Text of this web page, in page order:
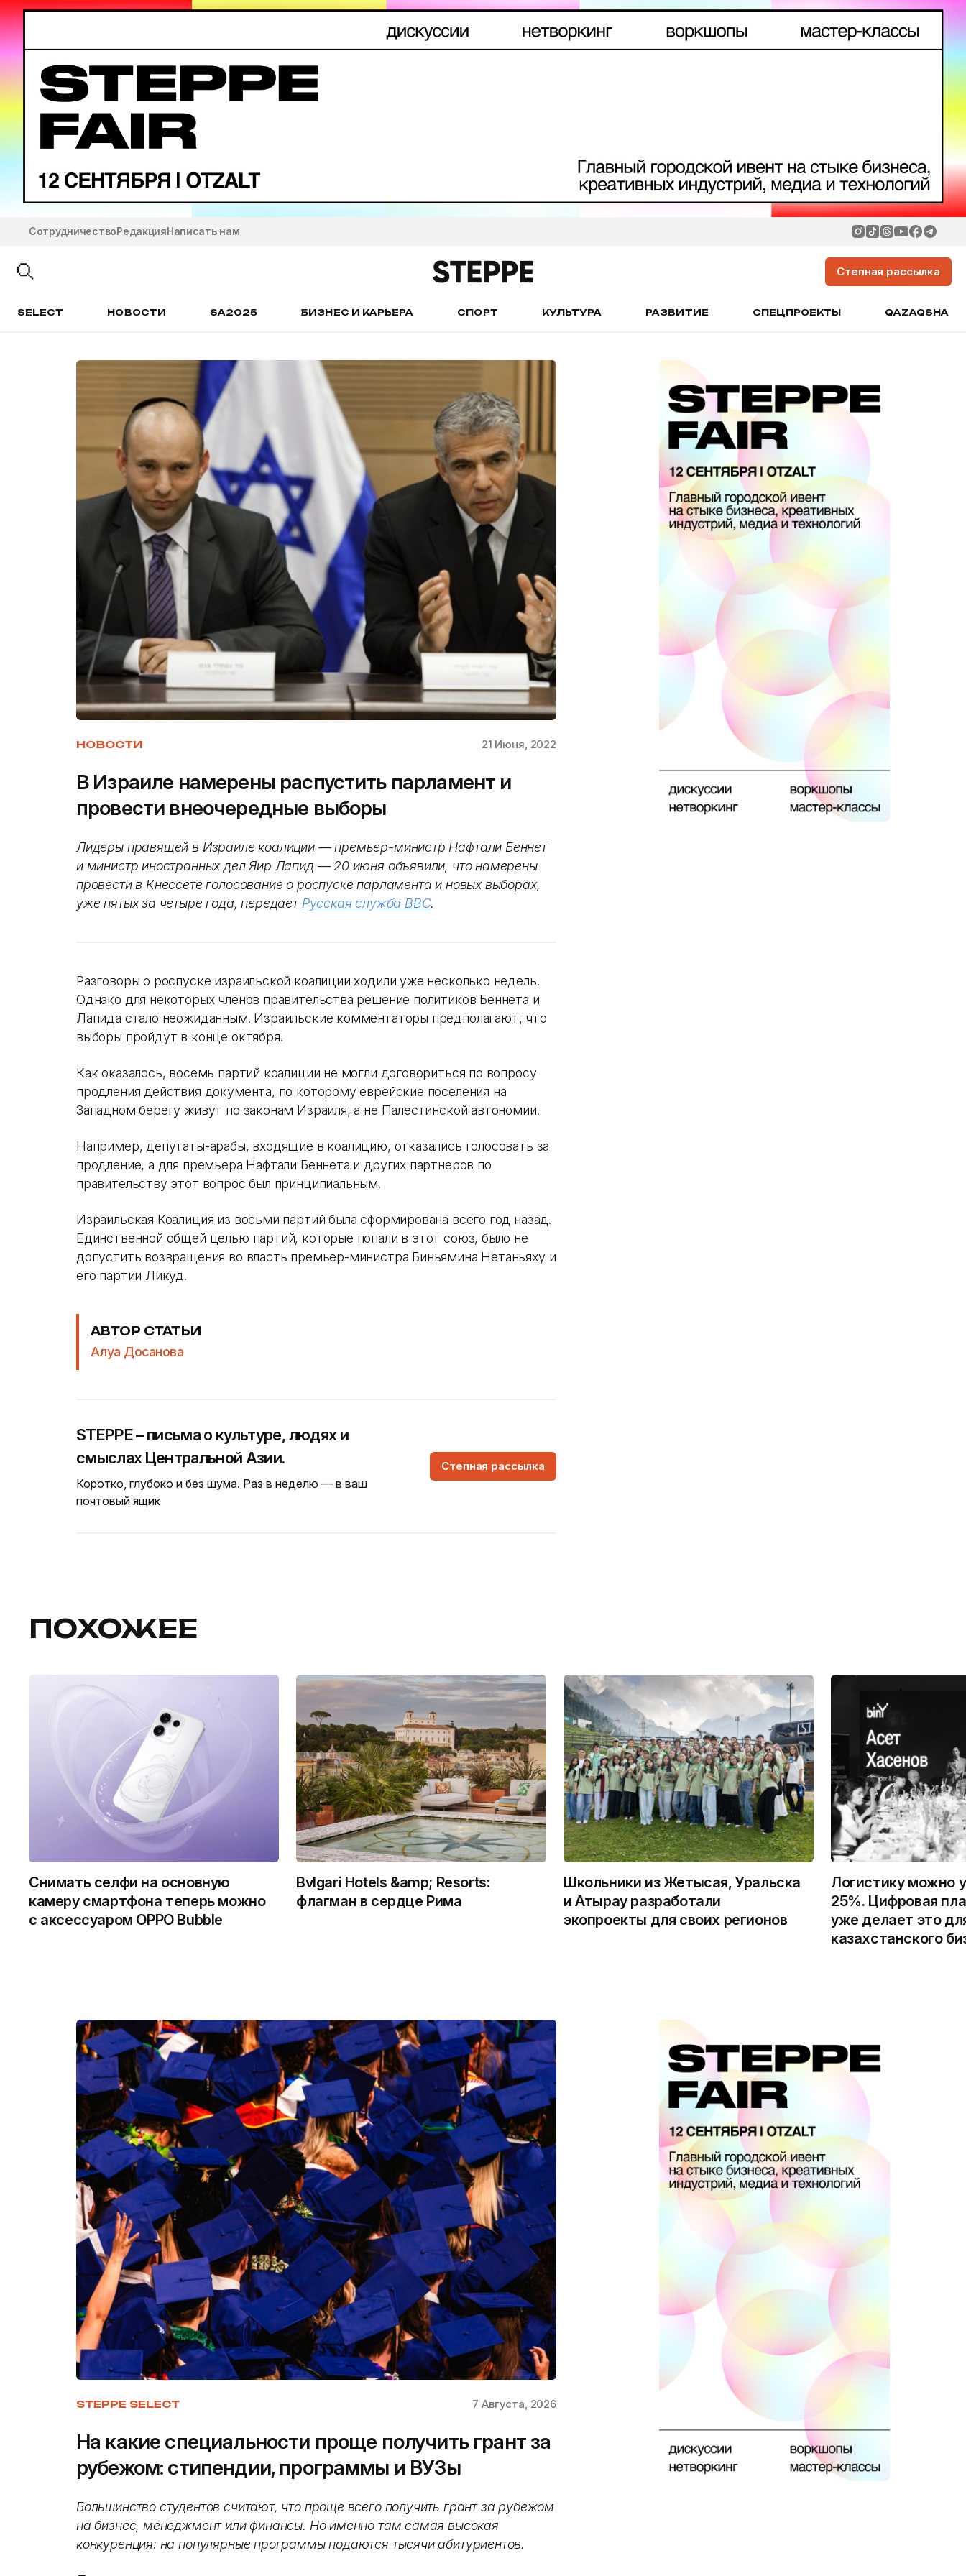
СотрудничествоРедакцияНаписать нам
Степная рассылка
SELECT НОВОСТИ SA2025 БИЗНЕС И КАРЬЕРА СПОРТ КУЛЬТУРА РАЗВИТИЕ СПЕЦПРОЕКТЫ QAZAQSHA
НОВОСТИ 21 Июня, 2022
В Израиле намерены распустить парламент и
провести внеочередные выборы
Лидеры правящей в Израиле коалиции — премьер-министр Нафтали Беннет
и министр иностранных дел Яир Лапид — 20 июня объявили, что намерены
провести в Кнессете голосование о роспуске парламента и новых выборах,
уже пятых за четыре года, передает Русская служба BBC.
Разговоры о роспуске израильской коалиции ходили уже несколько недель.
Однако для некоторых членов правительства решение политиков Беннета и
Лапида стало неожиданным. Израильские комментаторы предполагают, что
выборы пройдут в конце октября.
Как оказалось, восемь партий коалиции не могли договориться по вопросу
продления действия документа, по которому еврейские поселения на
Западном берегу живут по законам Израиля, а не Палестинской автономии.
Например, депутаты-арабы, входящие в коалицию, отказались голосовать за
продление, а для премьера Нафтали Беннета и других партнеров по
правительству этот вопрос был принципиальным.
Израильская Коалиция из восьми партий была сформирована всего год назад.
Единственной общей целью партий, которые попали в этот союз, было не
допустить возвращения во власть премьер-министра Биньямина Нетаньяху и
его партии Ликуд.
АВТОР СТАТЬИ
Алуа Досанова
STEPPE – письма о культуре, людях и
смыслах Центральной Азии.
Коротко, глубоко и без шума. Раз в неделю — в ваш
почтовый ящик
Степная рассылка
ПОХОЖЕЕ
Снимать селфи на основную
камеру смартфона теперь можно
с аксессуаром OPPO Bubble
Bvlgari Hotels &amp; Resorts:
флагман в сердце Рима
Школьники из Жетысая, Уральска
и Атырау разработали
экопроекты для своих регионов
Логистику можно
25%. Цифровая
уже делает это
казахстанского
STEPPE SELECT 7 Августа, 2026
На какие специальности проще получить грант за
рубежом: стипендии, программы и ВУЗы
Большинство студентов считают, что проще всего получить грант за рубежом
на бизнес, менеджмент или финансы. Но именно там самая высокая
конкуренция: на популярные программы подаются тысячи абитуриентов.